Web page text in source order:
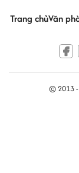
Trang chủVăn
© 2013 -